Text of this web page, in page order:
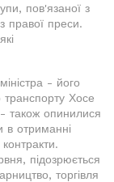
пов'язаної з
правої преси.
- його
транспорту Хосе
також опинилися
в отриманні
підозрюється
торгівля